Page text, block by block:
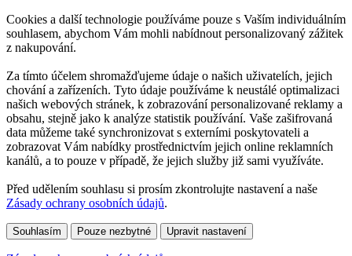
Cookies a další technologie používáme pouze s Vaším individuálním
souhlasem, abychom Vám mohli nabídnout personalizovaný zážitek
z nakupování.
Za tímto účelem shromažďujeme údaje o našich uživatelích, jejich
chování a zařízeních. Tyto údaje používáme k neustálé optimalizaci
našich webových stránek, k zobrazování personalizované reklamy a
obsahu, stejně jako k analýze statistik používání. Vaše zašifrovaná
data můžeme také synchronizovat s externími poskytovateli a
zobrazovat Vám nabídky prostřednictvím jejich online reklamních
kanálů, a to pouze v případě, že jejich služby již sami využíváte.
Před udělením souhlasu si prosím zkontrolujte nastavení a naše
Zásady ochrany osobních údajů.
Souhlasím Pouze nezbytné Upravit nastavení